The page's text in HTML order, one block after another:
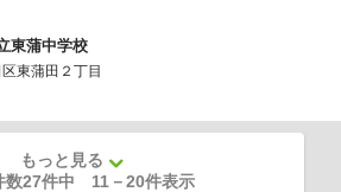
東蒲中学校
東蒲田２丁目
もっと見る
数27件中 11 －20件表示